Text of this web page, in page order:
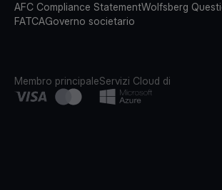
AFC Compliance StatementWolfsberg
FATCAGoverno societario
Membro principaleServizi Cloud di